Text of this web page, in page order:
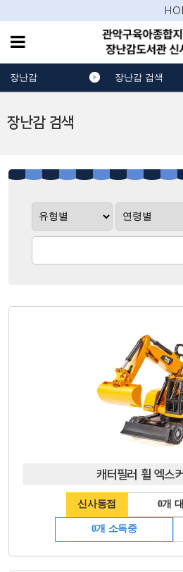
장난감 검색
장난감 장난감 검색
캐터필러 휠 엑스
신사동점 0개
0개 소독중